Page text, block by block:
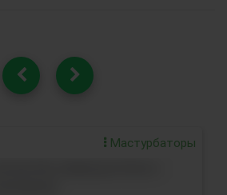
Мастурбаторы